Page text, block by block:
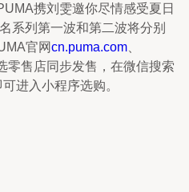
携刘雯邀你尽情感受夏日
系列第一波和第二波将分别
官网cn.puma.com
零售店同步发售，在微信搜索
进入小程序选购。